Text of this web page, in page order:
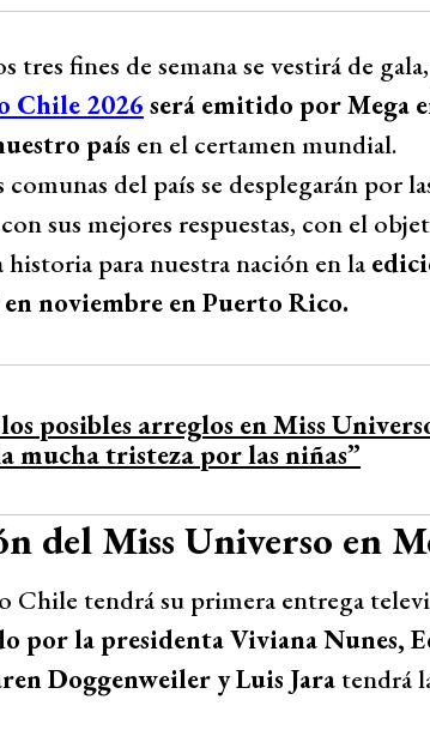
fines de semana se vestirá de
Chile 2026 será emitido por Mega
país en el certamen mundial.
del país se desplegarán por
sus mejores respuestas, con el
historia para nuestra nación en la
noviembre en Puerto Rico.
posibles arreglos en Miss
mucha tristeza por las niñas”
del Miss Universo en
Chile tendrá su primera entrega
por la presidenta Viviana Nunes,
Doggenweiler y Luis Jara tendrá